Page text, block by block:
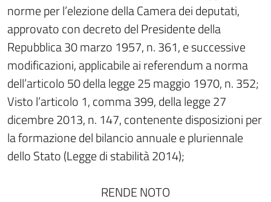
norme per l’elezione della Camera dei deputati,
approvato con decreto del Presidente della
Repubblica 30 marzo 1957, n. 361, e successive
modificazioni, applicabile ai referendum a norma
dell’articolo 50 della legge 25 maggio 1970, n. 352;
Visto l’articolo 1, comma 399, della legge 27
dicembre 2013, n. 147, contenente disposizioni per
la formazione del bilancio annuale e pluriennale
dello Stato (Legge di stabilità 2014);
RENDE NOTO